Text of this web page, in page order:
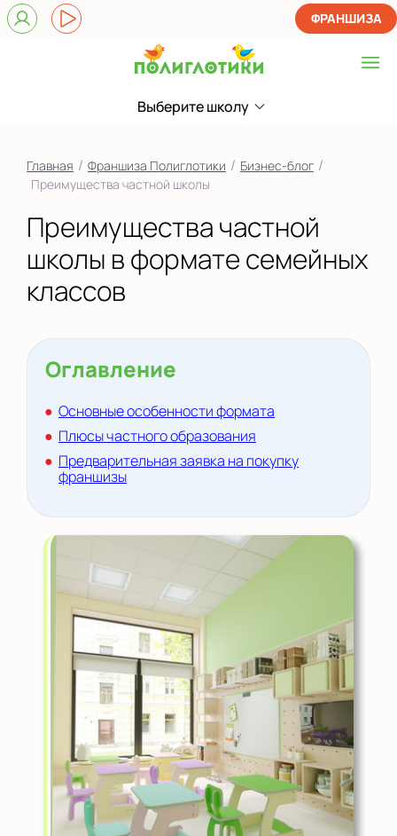
Выберите школу
Выберите школу
Показать на карте
ФРАНШИЗА
Главная / Франшиза Полиглотики / Бизнес-блог /
Преимущества частной школы
Преимущества частной
школы в формате семейных
классов
Оглавление
Основные особенности формата
Плюсы частного образования
Предварительная заявка на покупку
франшизы